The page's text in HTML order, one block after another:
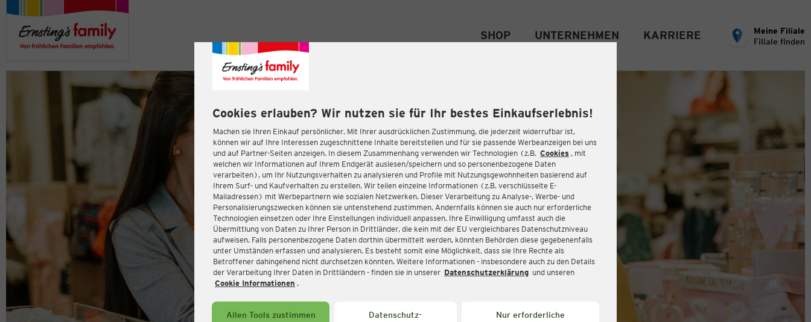
Cookies erlauben? Wir nutzen sie für Ihr bestes Einkaufserlebnis!
Machen sie Ihren Einkauf persönlicher. Mit Ihrer ausdrücklichen Zustimmung, die jederzeit widerrufbar ist,
können wir auf Ihre Interessen zugeschnittene Inhalte bereitstellen und für sie passende Werbeanzeigen bei uns
und auf Partner-Seiten anzeigen. In diesem Zusammenhang verwenden wir Technologien (z.B. Cookies , mit
welchen wir Informationen auf Ihrem Endgerät auslesen/speichern und so personenbezogene Daten
verarbeiten), um Ihr Nutzungsverhalten zu analysieren und Profile mit Nutzungsgewohnheiten basierend auf
Ihrem Surf- und Kaufverhalten zu erstellen. Wir teilen einzelne Informationen (z.B. verschlüsselte E-
Mailadressen) mit Werbepartnern wie sozialen Netzwerken. Dieser Verarbeitung zu Analyse-, Werbe- und
Personalisierungszwecken können sie untenstehend zustimmen. Andernfalls können sie auch nur erforderliche
Technologien einsetzen oder Ihre Einstellungen individuell anpassen. Ihre Einwilligung umfasst auch die
Übermittlung von Daten zu Ihrer Person in Drittländer, die kein mit der EU vergleichbares Datenschutzniveau
aufweisen. Falls personenbezogene Daten dorthin übermittelt werden, könnten Behörden diese gegebenenfalls
unter Umständen erfassen und analysieren. Es besteht somit eine Möglichkeit, dass sie Ihre Rechte als
Betroffener dahingehend nicht durchsetzen könnten. Weitere Informationen - insbesondere auch zu den Details
der Verarbeitung Ihrer Daten in Drittländern - finden sie in unserer Datenschutzerklärung und unseren
Cookie Informationen .
Allen Tools zustimmen
Datenschutz-
Nur erforderliche
SHOP UNTERNEHMEN KARRIERE
Meine Filiale
Filiale finden